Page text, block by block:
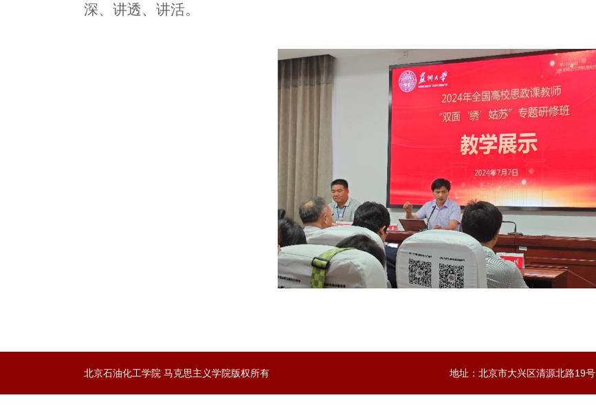
深、讲透、讲活。
北京石油化工学院 马克思主义学院版权所有 地址：北京市大兴区清源北路19号